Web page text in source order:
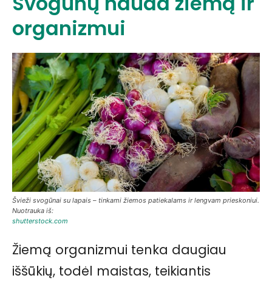
organizmui
Švieži svogūnai su lapais – tinkami žiemos patiekalams ir lengvam prieskoniui.
Nuotrauka iš:
shutterstock.com
Žiemą organizmui tenka daugiau
iššūkių, todėl maistas, teikiantis